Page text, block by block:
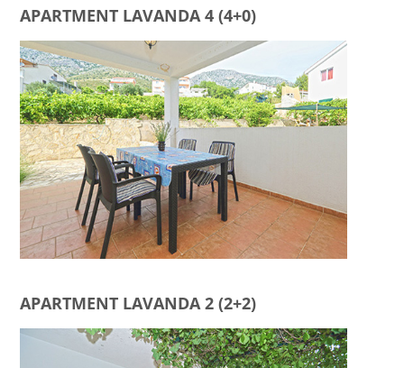
APARTMENT LAVANDA 4 (4+0)
APARTMENT LAVANDA 2 (2+2)